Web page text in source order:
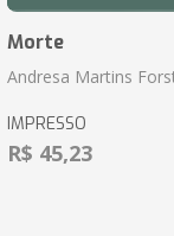
Morte
Andresa Martins
IMPRESSO
R$ 45,23